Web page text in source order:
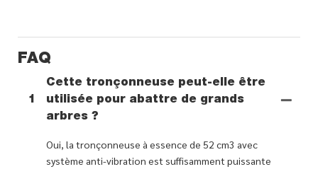
FAQ
1
Cette tronçonneuse peut-elle être
utilisée pour abattre de grands
arbres ?
Oui, la tronçonneuse à essence de 52 cm3 avec
système anti-vibration est suffisamment puissante